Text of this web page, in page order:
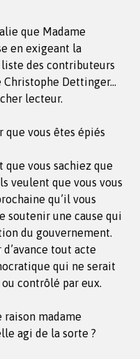
que Madame
en exigeant la
des contributeurs
Christophe Dettinger…
lecteur.
que vous êtes épiés
que vous sachiez que
veulent que vous vous
qu’il vous
soutenir une cause qui
du gouvernement.
tout acte
qui ne serait
contrôlé par eux.
madame
agi de la sorte ?